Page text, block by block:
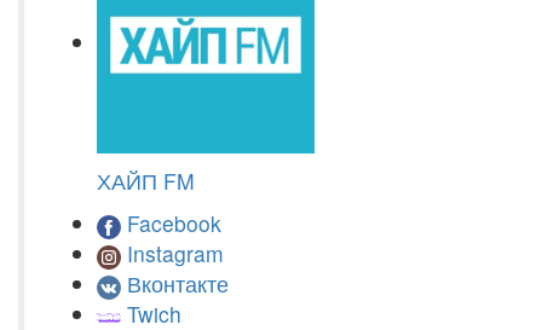
ХАЙП FM
Facebook
Instagram
Вконтакте
Twich